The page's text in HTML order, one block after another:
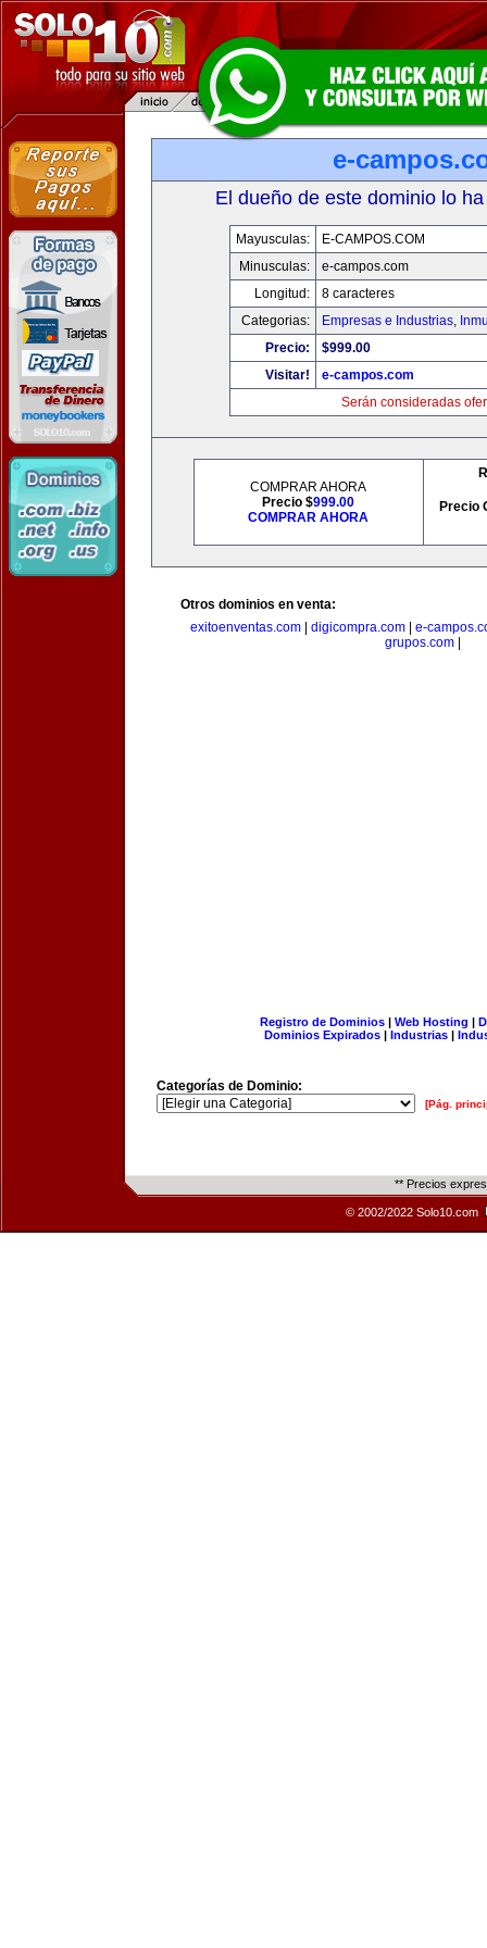
e-
El dueño de este dominio lo
Mayusculas:
E-CAMPOS.COM
Minusculas:
e-campos.com
Longitud:
8 caracteres
Categorias:
Empresas e Industrias,
Precio:
$999.00
Visitar!
e-campos.com
Serán consideradas
COMPRAR AHORA
Precio $999.00
COMPRAR AHORA
Precio
Otros dominios en venta:
exitoenventas.com| digicompra.com| e-
grupos.com
Registro de Dominios| Web Hosting |
Dominios Expirados | Industrias |
Categorías de Dominio:
[Pág.
** Precios
© 2002/2022 Solo10.com